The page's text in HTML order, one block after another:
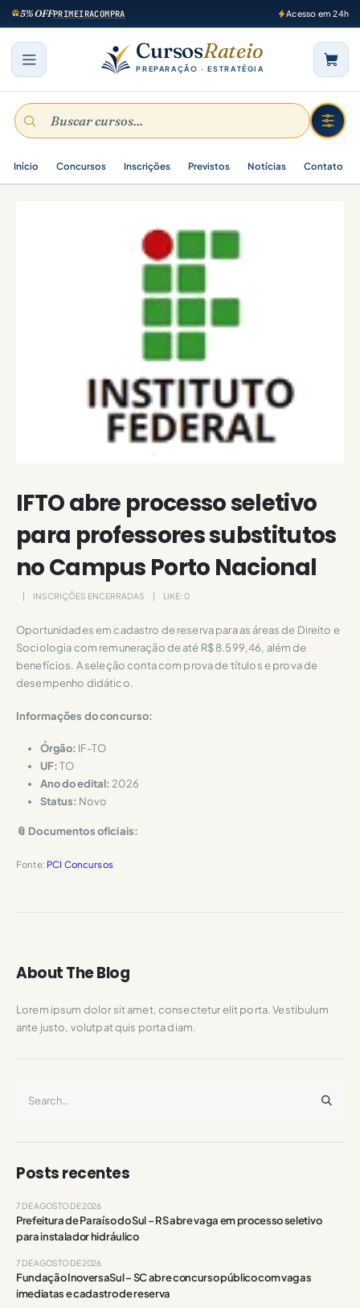
5% OFFPRIMEIRACOMPRA Acesso em 24h
CursosRateio
PREPARAÇÃO · ESTRATÉGIA
Início Concursos Inscrições Previstos Notícias Contato
IFTO abre processo seletivo
para professores substitutos
no Campus Porto Nacional
INSCRIÇÕES ENCERRADAS LIKE: 0
Oportunidades em cadastro de reserva para as áreas de Direito e
Sociologia com remuneração de até R$ 8.599,46, além de
benefícios. A seleção conta com prova de títulos e prova de
desempenho didático.
Informações do concurso:
Órgão: IF-TO
UF:TO
Ano do edital:2026
Status: Novo
📎 Documentos oficiais:
Fonte: PCI Concursos
About The Blog
Lorem ipsum dolor sit amet, consectetur elit porta. Vestibulum
ante justo, volutpat quis porta diam.
Posts recentes
Prefeitura de Paraíso do Sul – RS abre vaga em processo seletivo
para instalador hidráulico
7 DE AGOSTO DE 2026
Fundação InoversaSul – SC abre concurso público com vagas
imediatas e cadastro de reserva
7 DE AGOSTO DE 2026